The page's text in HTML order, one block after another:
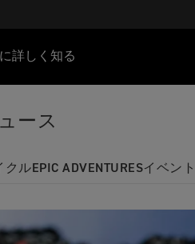
詳しく知る
ース
クル EPIC ADVENTURESイベント